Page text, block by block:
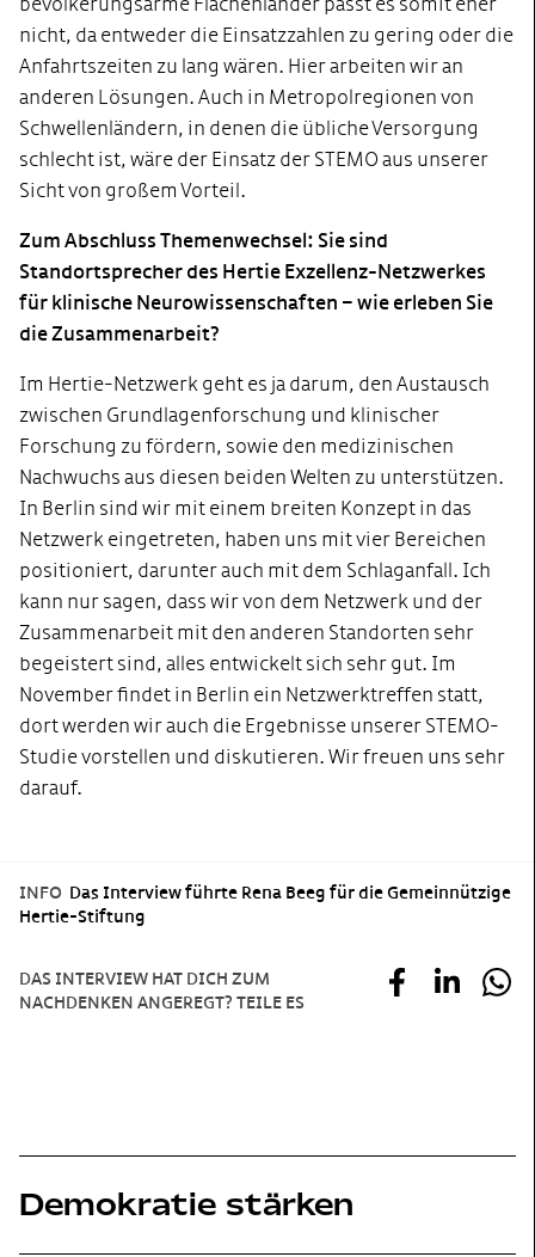
bevölkerungsarme Flächenländer passt es somit eher
nicht, da entweder die Einsatzzahlen zu gering oder die
Anfahrtszeiten zu lang wären. Hier arbeiten wir an
anderen Lösungen. Auch in Metropolregionen von
Schwellenländern, in denen die übliche Versorgung
schlecht ist, wäre der Einsatz der STEMO aus unserer
Sicht von großem Vorteil.
Zum Abschluss Themenwechsel: Sie sind
Standortsprecher des Hertie Exzellenz-Netzwerkes
für klinische Neurowissenschaften – wie erleben Sie
die Zusammenarbeit?
Im Hertie-Netzwerk geht es ja darum, den Austausch
zwischen Grundlagenforschung und klinischer
Forschung zu fördern, sowie den medizinischen
Nachwuchs aus diesen beiden Welten zu unterstützen.
In Berlin sind wir mit einem breiten Konzept in das
Netzwerk eingetreten, haben uns mit vier Bereichen
positioniert, darunter auch mit dem Schlaganfall. Ich
kann nur sagen, dass wir von dem Netzwerk und der
Zusammenarbeit mit den anderen Standorten sehr
begeistert sind, alles entwickelt sich sehr gut. Im
November findet in Berlin ein Netzwerktreffen statt,
dort werden wir auch die Ergebnisse unserer STEMO-
Studie vorstellen und diskutieren. Wir freuen uns sehr
darauf.
INFO Das Interview führte Rena Beeg für die Gemeinnützige
Hertie-Stiftung
DAS INTERVIEW HAT DICH ZUM
NACHDENKEN ANGEREGT? TEILE ES
Demokratie stärken